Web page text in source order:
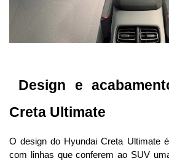
Design e
Creta Ultimate
O design do Hyundai Creta Ultimate
com linhas que conferem ao SUV